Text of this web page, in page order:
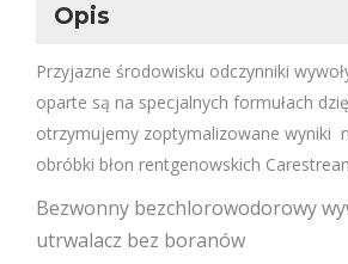
Opis
Przyjazne środowisku odczynniki
oparte są na specjalnych formułach
otrzymujemy zoptymalizowane wyniki
obróbki błon rentgenowskich